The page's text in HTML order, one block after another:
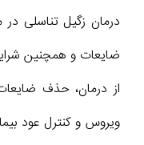
درمان زگیل تناسلی در
ضایعات و همچنین
از درمان، حذف
ویروس و کنترل عود